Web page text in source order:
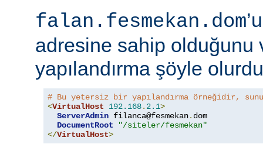
falan.fesmekan.dom
adresine sahip olduğunu
yapılandırma şöyle
# Bu yetersiz bir yapılandırma örneğidir,
<VirtualHost 192.168. 2.1>
ServerAdmin filanca@fesmekan. dom
DocumentRoot
"/siteler/fesmekan"
</VirtualHost>